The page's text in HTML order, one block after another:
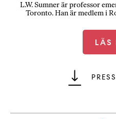
L.W. Sumner är professor
Toronto. Han är medlem i
LÄS